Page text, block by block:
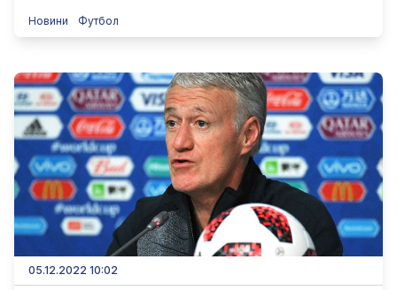
Новини Футбол
05.12.2022 10:02